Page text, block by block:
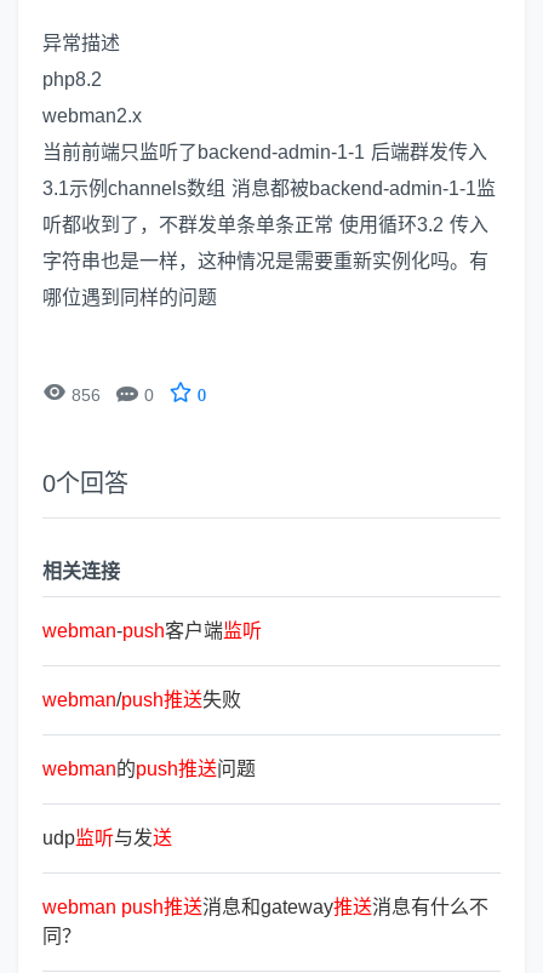
异常描述
php8.2
webman2.x
当前前端只监听了backend-admin-1-1 后端群发传入
3.1示例channels数组 消息都被backend-admin-1-1监
听都收到了，不群发单条单条正常 使用循环3.2 传入
字符串也是一样，这种情况是需要重新实例化吗。有
哪位遇到同样的问题
 856  0 0
0个回答
相关连接
webman-push客户端监听
webman/push推送失败
webman的push推送问题
udp监听与发送
webman push推送消息和gateway推送消息有什么不
同？